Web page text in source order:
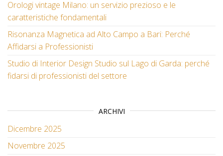
Orologi vintage Milano: un servizio prezioso e le
caratteristiche fondamentali
Risonanza Magnetica ad Alto Campo a Bari: Perché
Affidarsi a Professionisti
Studio di Interior Design Studio sul Lago di Garda: perché
fidarsi di professionisti del settore
ARCHIVI
Dicembre 2025
Novembre 2025